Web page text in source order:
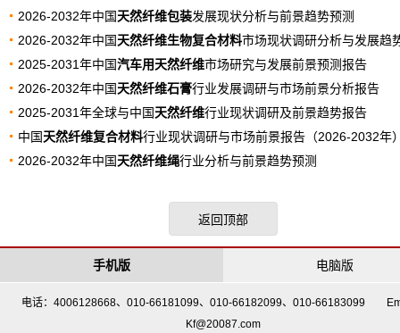
2026-2032年中国天然纤维包装发展现状分析与前景趋势预测
2026-2032年中国天然纤维生物复合材料市场现状调研分析与发展趋
2025-2031年中国汽车用天然纤维市场研究与发展前景预测报告
2026-2032年中国天然纤维石膏行业发展调研与市场前景分析报告
2025-2031年全球与中国天然纤维行业现状调研及前景趋势报告
中国天然纤维复合材料行业现状调研与市场前景报告（2026-2032年
2026-2032年中国天然纤维绳行业分析与前景趋势预测
返回顶部
电脑版
手机版
电话：4006128668、010-66181099、010-66182099、010-66183099
Kf@20087.com